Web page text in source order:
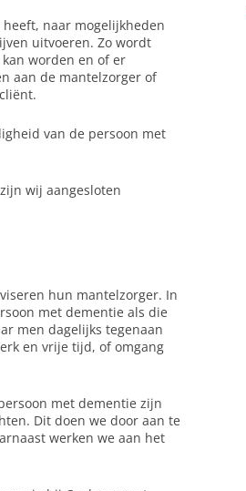
naar mogelijkheden
uitvoeren. Zo wordt
worden en of er
aan de mantelzorger of
van de persoon met
wij aangesloten
hun mantelzorger. In
met dementie als die
men dagelijks tegenaan
en vrije tijd, of omgang
met dementie zijn
Dit doen we door aan te
werken we aan het